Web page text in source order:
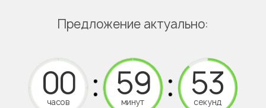
Предложение актуально:
часов минут секунд